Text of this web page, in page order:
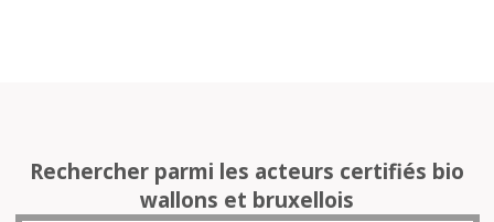
Rechercher parmi les acteurs certifiés bio
wallons et bruxellois